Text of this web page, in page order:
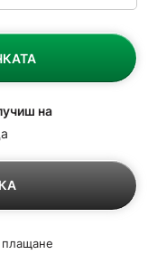
на
плащане